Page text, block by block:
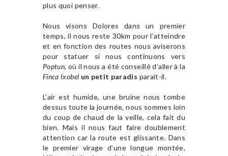
plus quoi penser.
Nous visons Dolores dans un premier
temps, il nous reste 30km pour l’atteindre
et en fonction des routes nous aviserons
pour statuer si nous continuons vers
Poptun, où il nous a été conseillé d’aller à la
Finca Ixobel un petit paradis parait-il.
L’air est humide, une bruine nous tombe
dessus toute la journée, nous sommes loin
du coup de chaud de la veille, cela fait du
bien. Mais il nous faut faire doublement
attention car la route est glissante. Dans
le premier virage d’une longue montée,